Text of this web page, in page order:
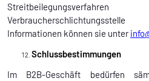
Informationen können sie unter
Schlussbestimmungen
Im B2B-Geschäft bedürfen